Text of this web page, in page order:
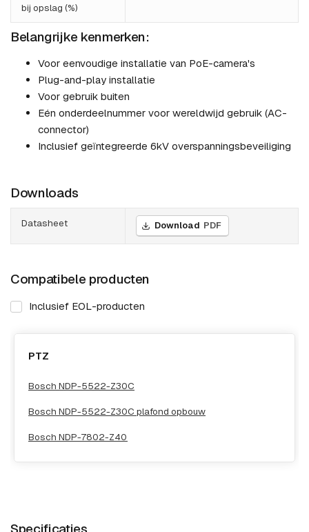
bij opslag (%)
Belangrijke kenmerken:
Voor eenvoudige installatie van PoE-camera's
Plug-and-play installatie
Voor gebruik buiten
Eén onderdeelnummer voor wereldwijd gebruik (AC-
connector)
Inclusief geïntegreerde 6kV overspanningsbeveiliging
Downloads
Datasheet Download PDF
Compatibele producten
Inclusief EOL-producten
PTZ
Bosch NDP-5522-Z30C
Bosch NDP-5522-Z30C plafond opbouw
Bosch NDP-7802-Z40